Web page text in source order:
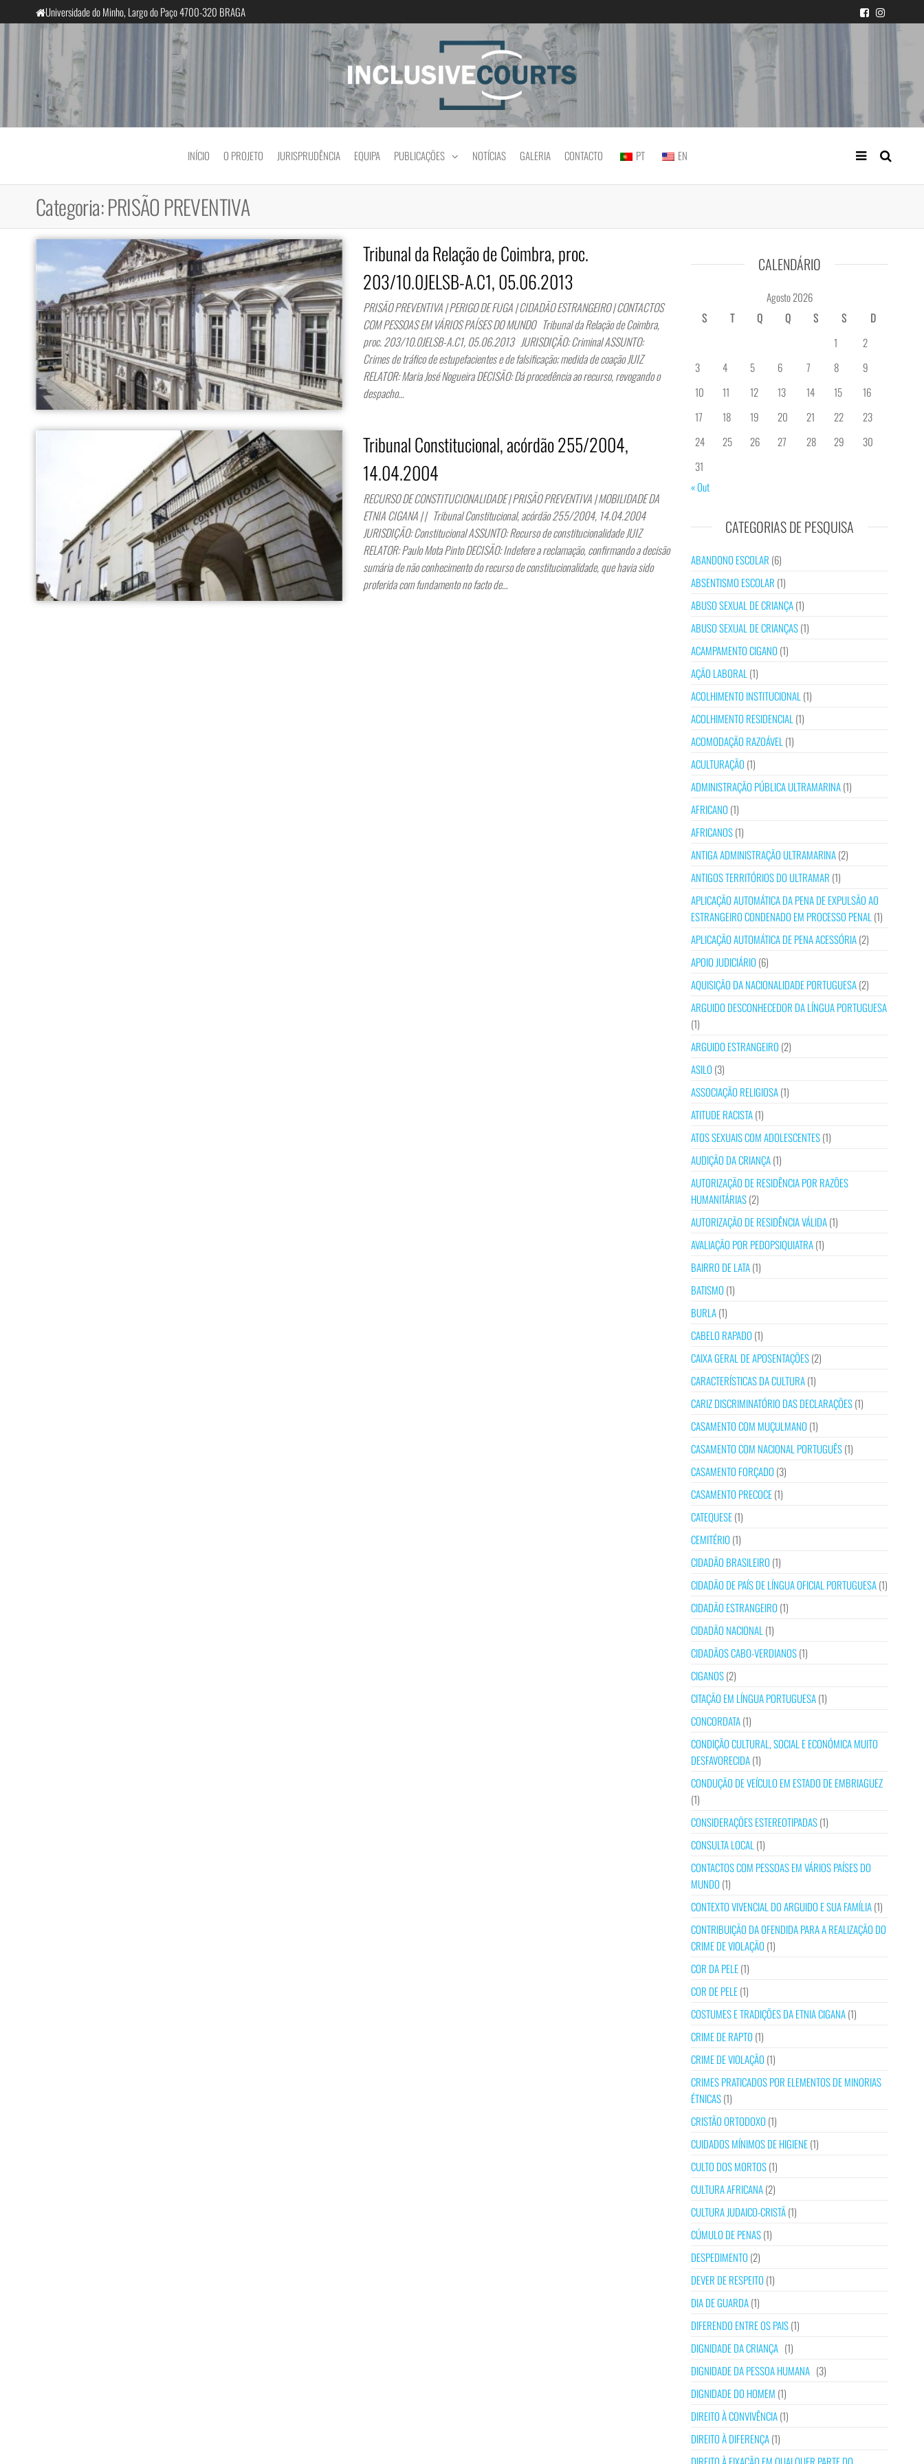
para
Universidade do Minho, Largo do Paço 4700-320 BRAGA
InclusiveCourts Igualdade e diferença cultural na prática judicial portuguesa
INÍCIO O PROJETO JURISPRUDÊNCIA EQUIPA PUBLICAÇÕES NOTÍCIAS GALERIA CONTACTO PT EN
Categoria:PRISÃO PREVENTIVA
Tribunal da Relação de Coimbra, proc.
203/10.0JELSB-A.C1, 05.06.2013
PRISÃO PREVENTIVA | PERIGO DE FUGA | CIDADÃO ESTRANGEIRO | CONTACTOS
COM PESSOAS EM VÁRIOS PAÍSES DO MUNDO Tribunal da Relação de Coimbra,
proc. 203/10.0JELSB-A.C1, 05.06.2013 JURISDIÇÃO: Criminal ASSUNTO:
Crimes de tráfico de estupefacientes e de falsificação; medida de coação JUIZ
RELATOR: Maria José Nogueira DECISÃO: Dá procedência ao recurso, revogando o
despacho…
Tribunal Constitucional, acórdão 255/2004,
14.04.2004
RECURSO DE CONSTITUCIONALIDADE | PRISÃO PREVENTIVA | MOBILIDADE DA
ETNIA CIGANA | | Tribunal Constitucional, acórdão 255/2004, 14.04.2004
JURISDIÇÃO: Constitucional ASSUNTO: Recurso de constitucionalidade JUIZ
RELATOR: Paulo Mota Pinto DECISÃO: Indefere a reclamação, confirmando a decisão
sumária de não conhecimento do recurso de constitucionalidade, que havia sido
proferida com fundamento no facto de…
CALENDÁRIO
Agosto 2026
S
T Q Q S S
D
1
2
3
4 5 6 7 8
9
10
11 12 13 14 15
16
17
18 19 20 21 22
23
24
25 26 27 28 29
30
31
« Out
CATEGORIAS DE PESQUISA
ABANDONO ESCOLAR (6)
ABSENTISMO ESCOLAR (1)
ABUSO SEXUAL DE CRIANÇA(1)
ABUSO SEXUAL DE CRIANÇAS(1)
ACAMPAMENTO CIGANO (1)
AÇÃO LABORAL (1)
ACOLHIMENTO INSTITUCIONAL (1)
ACOLHIMENTO RESIDENCIAL (1)
ACOMODAÇÃO RAZOÁVEL (1)
ACULTURAÇÃO (1)
ADMINISTRAÇÃO PÚBLICA ULTRAMARINA(1)
AFRICANO (1)
AFRICANOS(1)
ANTIGA ADMINISTRAÇÃO ULTRAMARINA(2)
ANTIGOS TERRITÓRIOS DO ULTRAMAR (1)
APLICAÇÃO AUTOMÁTICA DA PENA DE EXPULSÃO AO
ESTRANGEIRO CONDENADO EM PROCESSO PENAL (1)
APLICAÇÃO AUTOMÁTICA DE PENA ACESSÓRIA(2)
APOIO JUDICIÁRIO (6)
AQUISIÇÃO DA NACIONALIDADE PORTUGUESA(2)
ARGUIDO DESCONHECEDOR DA LÍNGUA PORTUGUESA
(1)
ARGUIDO ESTRANGEIRO (2)
ASILO (3)
ASSOCIAÇÃO RELIGIOSA(1)
ATITUDE RACISTA(1)
ATOS SEXUAIS COM ADOLESCENTES(1)
AUDIÇÃO DA CRIANÇA(1)
AUTORIZAÇÃO DE RESIDÊNCIA POR RAZÕES
HUMANITÁRIAS(2)
AUTORIZAÇÃO DE RESIDÊNCIA VÁLIDA(1)
AVALIAÇÃO POR PEDOPSIQUIATRA(1)
BAIRRO DE LATA(1)
BATISMO (1)
BURLA(1)
CABELO RAPADO (1)
CAIXA GERAL DE APOSENTAÇÕES(2)
CARACTERÍSTICAS DA CULTURA(1)
CARIZ DISCRIMINATÓRIO DAS DECLARAÇÕES(1)
CASAMENTO COM MUÇULMANO (1)
CASAMENTO COM NACIONAL PORTUGUÊS(1)
CASAMENTO FORÇADO (3)
CASAMENTO PRECOCE(1)
CATEQUESE(1)
CEMITÉRIO (1)
CIDADÃO BRASILEIRO (1)
CIDADÃO DE PAÍS DE LÍNGUA OFICIAL PORTUGUESA(1)
CIDADÃO ESTRANGEIRO (1)
CIDADÃO NACIONAL (1)
CIDADÃOS CABO-VERDIANOS(1)
CIGANOS(2)
CITAÇÃO EM LÍNGUA PORTUGUESA(1)
CONCORDATA(1)
CONDIÇÃO CULTURAL, SOCIAL E ECONÓMICA MUITO
DESFAVORECIDA(1)
CONDUÇÃO DE VEÍCULO EM ESTADO DE EMBRIAGUEZ
(1)
CONSIDERAÇÕES ESTEREOTIPADAS(1)
CONSULTA LOCAL (1)
CONTACTOS COM PESSOAS EM VÁRIOS PAÍSES DO
MUNDO (1)
CONTEXTO VIVENCIAL DO ARGUIDO E SUA FAMÍLIA(1)
CONTRIBUIÇÃO DA OFENDIDA PARA A REALIZAÇÃO DO
CRIME DE VIOLAÇÃO (1)
COR DA PELE(1)
COR DE PELE(1)
COSTUMES E TRADIÇÕES DA ETNIA CIGANA(1)
CRIME DE RAPTO (1)
CRIME DE VIOLAÇÃO (1)
CRIMES PRATICADOS POR ELEMENTOS DE MINORIAS
ÉTNICAS(1)
CRISTÃO ORTODOXO (1)
CUIDADOS MÍNIMOS DE HIGIENE(1)
CULTO DOS MORTOS(1)
CULTURA AFRICANA(2)
CULTURA JUDAICO-CRISTÃ(1)
CÚMULO DE PENAS(1)
DESPEDIMENTO (2)
DEVER DE RESPEITO (1)
DIA DE GUARDA(1)
DIFERENDO ENTRE OS PAIS(1)
DIGNIDADE DA CRIANÇA (1)
DIGNIDADE DA PESSOA HUMANA (3)
DIGNIDADE DO HOMEM (1)
DIREITO À CONVIVÊNCIA(1)
DIREITO À DIFERENÇA(1)